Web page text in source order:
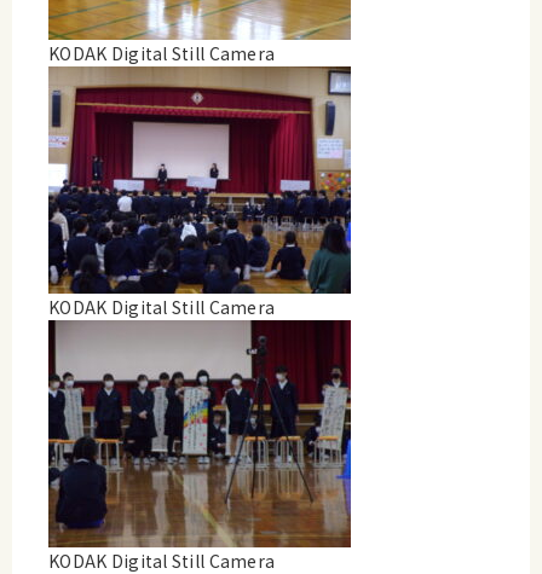
KODAK Digital Still Camera
KODAK Digital Still Camera
KODAK Digital Still Camera